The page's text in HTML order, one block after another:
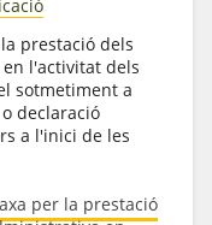
prestació dels
l'activitat dels
sotmetiment a
declaració
a l'inici de les
per la prestació